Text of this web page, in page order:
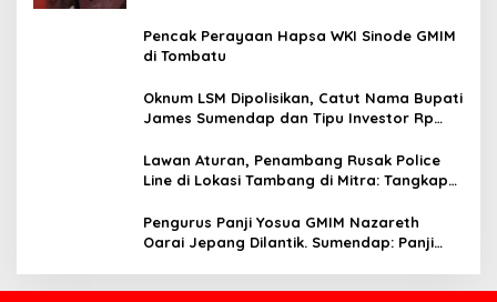
Pencak Perayaan Hapsa WKI Sinode GMIM
di Tombatu
Oknum LSM Dipolisikan, Catut Nama Bupati
James Sumendap dan Tipu Investor Rp
Lawan Aturan, Penambang Rusak Police
Line di Lokasi Tambang di Mitra: Tangkap
Pengurus Panji Yosua GMIM Nazareth
Oarai Jepang Dilantik. Sumendap: Panji